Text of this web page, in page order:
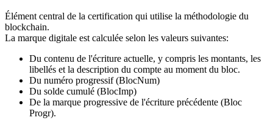
Élément central de la certification qui utilise la méthodologie du
blockchain.
La marque digitale est calculée selon les valeurs suivantes:
Du contenu de l'écriture actuelle, y compris les montants, les
libellés et la description du compte au moment du bloc.
Du numéro progressif (BlocNum)
Du solde cumulé (BlocImp)
De la marque progressive de l'écriture précédente (Bloc
Progr).